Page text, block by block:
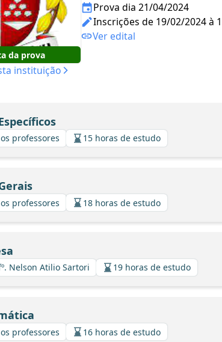
da prova
instituição
Prova dia 21/04/2024
Inscrições de 19/02/2024 à
Ver edital
professores 15 horas de estudo
professores 18 horas de estudo
Nelson Atilio Sartori 19 horas de estudo
professores 16 horas de estudo